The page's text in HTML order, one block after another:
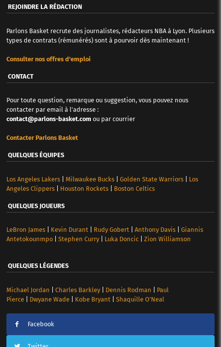
REJOINDRE LA RÉDACTION
Parlons Basket recrute des journalistes, rédacteurs NBA à Lyon. Plusieurs
types de contrats (rémunérés) sont à pourvoir dès maintenant !
Consulter nos offres d'emploi
CONTACT
Pour toute question, remarque ou suggestion, vous pouvez nous
contacter par email à l'adresse :
contact@parlons-basket.com ou par courrier
Contacter Parlons Basket
QUELQUES ÉQUIPES
Los Angeles Lakers| Milwaukee Bucks| Golden State Warriors| Los
Angeles Clippers| Houston Rockets| Boston Celtics
QUELQUES JOUEURS
LeBron James| Kevin Durant| Rudy Gobert| Anthony Davis| Giannis
Antetokounmpo| Stephen Curry| Luka Doncic| Zion Williamson
QUELQUES LÉGENDES
Michael Jordan Charles Barkley| Dennis Rodman
Paul
Pierce| Dwyane Wade| Kobe Bryant Shaquille O’Neal
Facebook